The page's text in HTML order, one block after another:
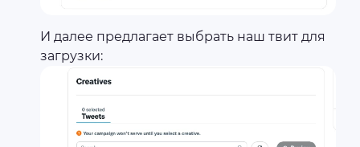
И далее предлагает выбрать наш твит для
загрузки: